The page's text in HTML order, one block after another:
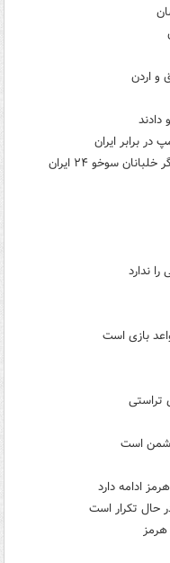
و اردن
دادند
در برابر ایران
سوخو ۲۴ ایران
ندارد
بازی است
است
ادامه دارد
حال تکرار است